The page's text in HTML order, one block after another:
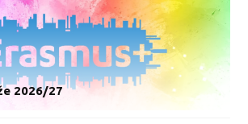
2026/27